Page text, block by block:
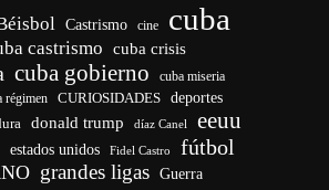
Castrismo cine cuba
castrismo cuba crisis
cuba gobierno cuba miseria
régimen CURIOSIDADES deportes
donald trump díaz Canel eeuu
estados unidos Fidel Castro fútbol
grandes ligas Guerra